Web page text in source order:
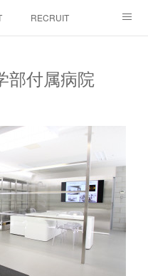
RECRUIT
部付属病院